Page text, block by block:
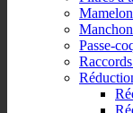
Passe-